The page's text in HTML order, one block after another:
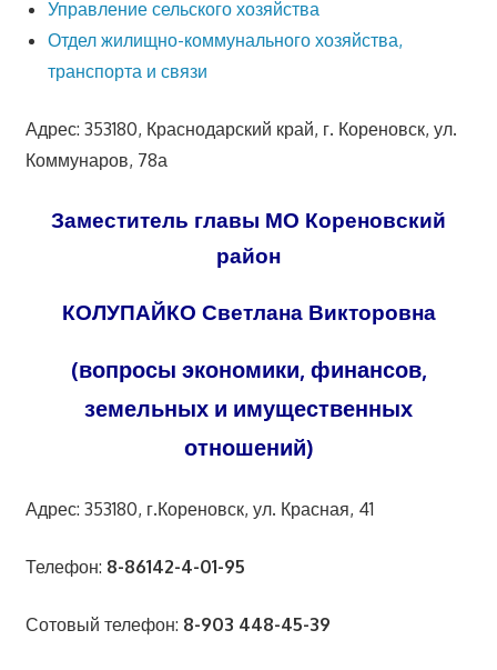
Управление сельского хозяйства
Отдел жилищно-коммунального хозяйства,
транспорта и связи
Адрес: 353180, Краснодарский край, г. Кореновск, ул.
Коммунаров, 78а
Заместитель главы МО Кореновский
район
КОЛУПАЙКО Светлана Викторовна
(вопросы экономики, финансов,
земельных и имущественных
отношений)
Адрес: 353180, г.Кореновск, ул. Красная, 41
Телефон: 8-86142-4-01-95
Сотовый телефон: 8-903 448-45-39